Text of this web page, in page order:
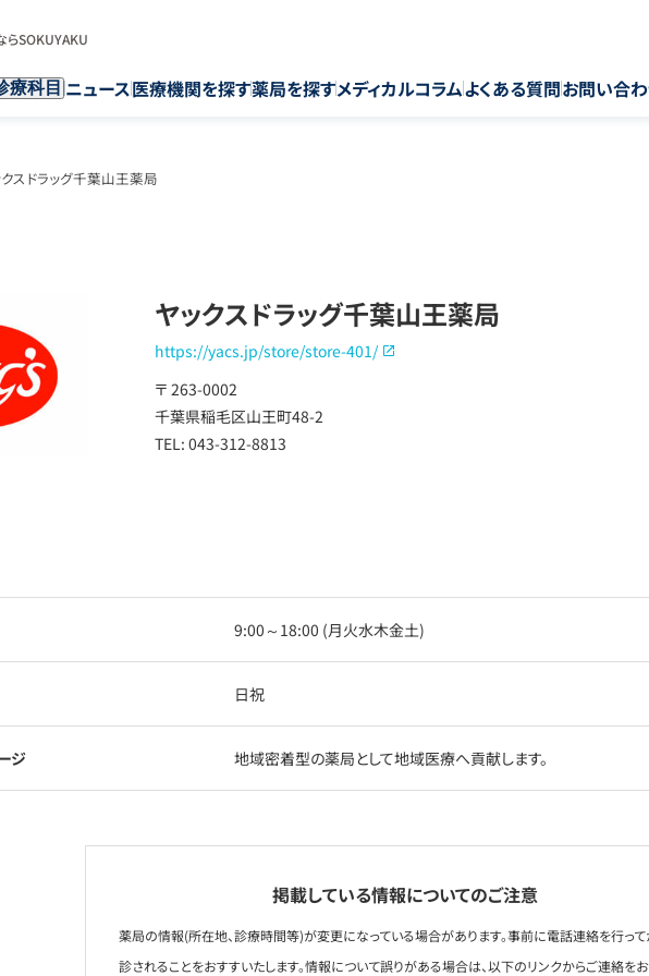
らSOKUYAKU
療科目 ニュース医療機関を探す薬局を探すメディカルコラムよくある質問お問い合
クスドラッグ千葉山王薬局
ヤックスドラッグ千葉山王薬局
https://yacs.jp/store/store-401/
〒 263-0002
千葉県稲毛区山王町48-2
TEL: 043-312-8813
9:00～18:00 (月火水木金土)
日祝
ジ 地域密着型の薬局として地域医療へ貢献します。
掲載している情報についてのご注意
薬局の情報(所在地、診療時間等)が変更になっている場合があります。事前に電話連絡を行っ
診されることをおすすいたします。情報について誤りがある場合は、以下のリンクからご連絡を